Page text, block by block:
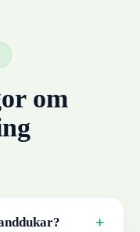
om
? +